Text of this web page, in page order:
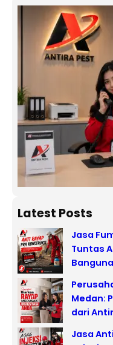
Latest Posts
Jasa
Tuntas
Medan:
dari
Jasa